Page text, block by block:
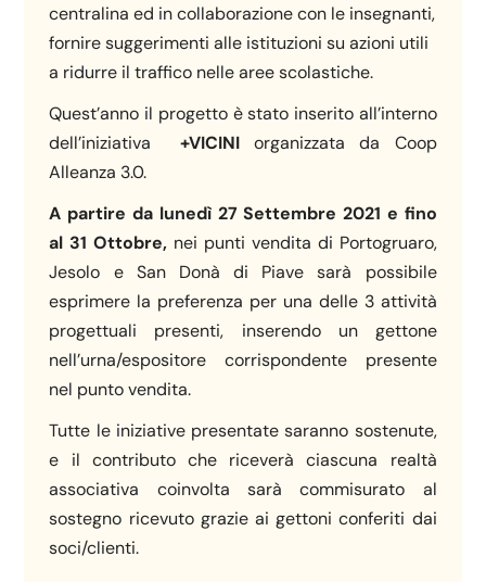
centralina ed in collaborazione con le insegnanti,
fornire suggerimenti alle istituzioni su azioni utili
a ridurre il traffico nelle aree scolastiche.
Quest’anno il progetto è stato inserito all’interno
dell’iniziativa +VICINIorganizzata da Coop
Alleanza 3.0.
A partire da lunedì 27 Settembre 2021 e fino
al 31 Ottobre, nei punti vendita di Portogruaro,
Jesolo e San Donà di Piave sarà possibile
esprimere la preferenza per una delle 3 attività
progettuali presenti, inserendo un gettone
nell’urna/espositore corrispondente presente
nel punto vendita.
Tutte le iniziative presentate saranno sostenute,
e il contributo che riceverà ciascuna realtà
associativa coinvolta sarà commisurato al
sostegno ricevuto grazie ai gettoni conferiti dai
soci/clienti.